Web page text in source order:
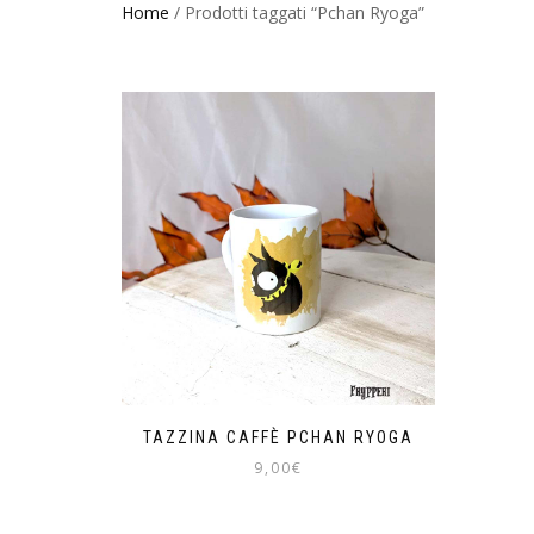
Home / Prodotti taggati “Pchan Ryoga”
TAZZINA CAFFÈ PCHAN RYOGA
9,00€